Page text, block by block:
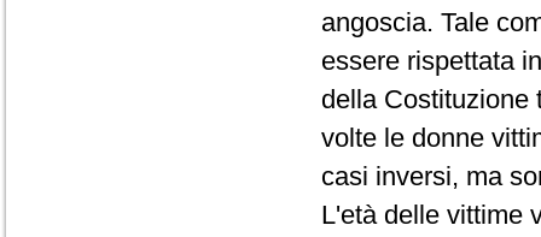
angoscia. Tale
essere rispettata
della
volte le donne
casi inversi, ma
L'età delle vittime